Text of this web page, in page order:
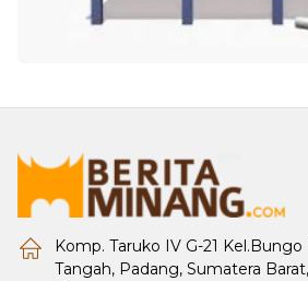
Komp. Taruko IV G-21
Tangah, Padang, Sumatera